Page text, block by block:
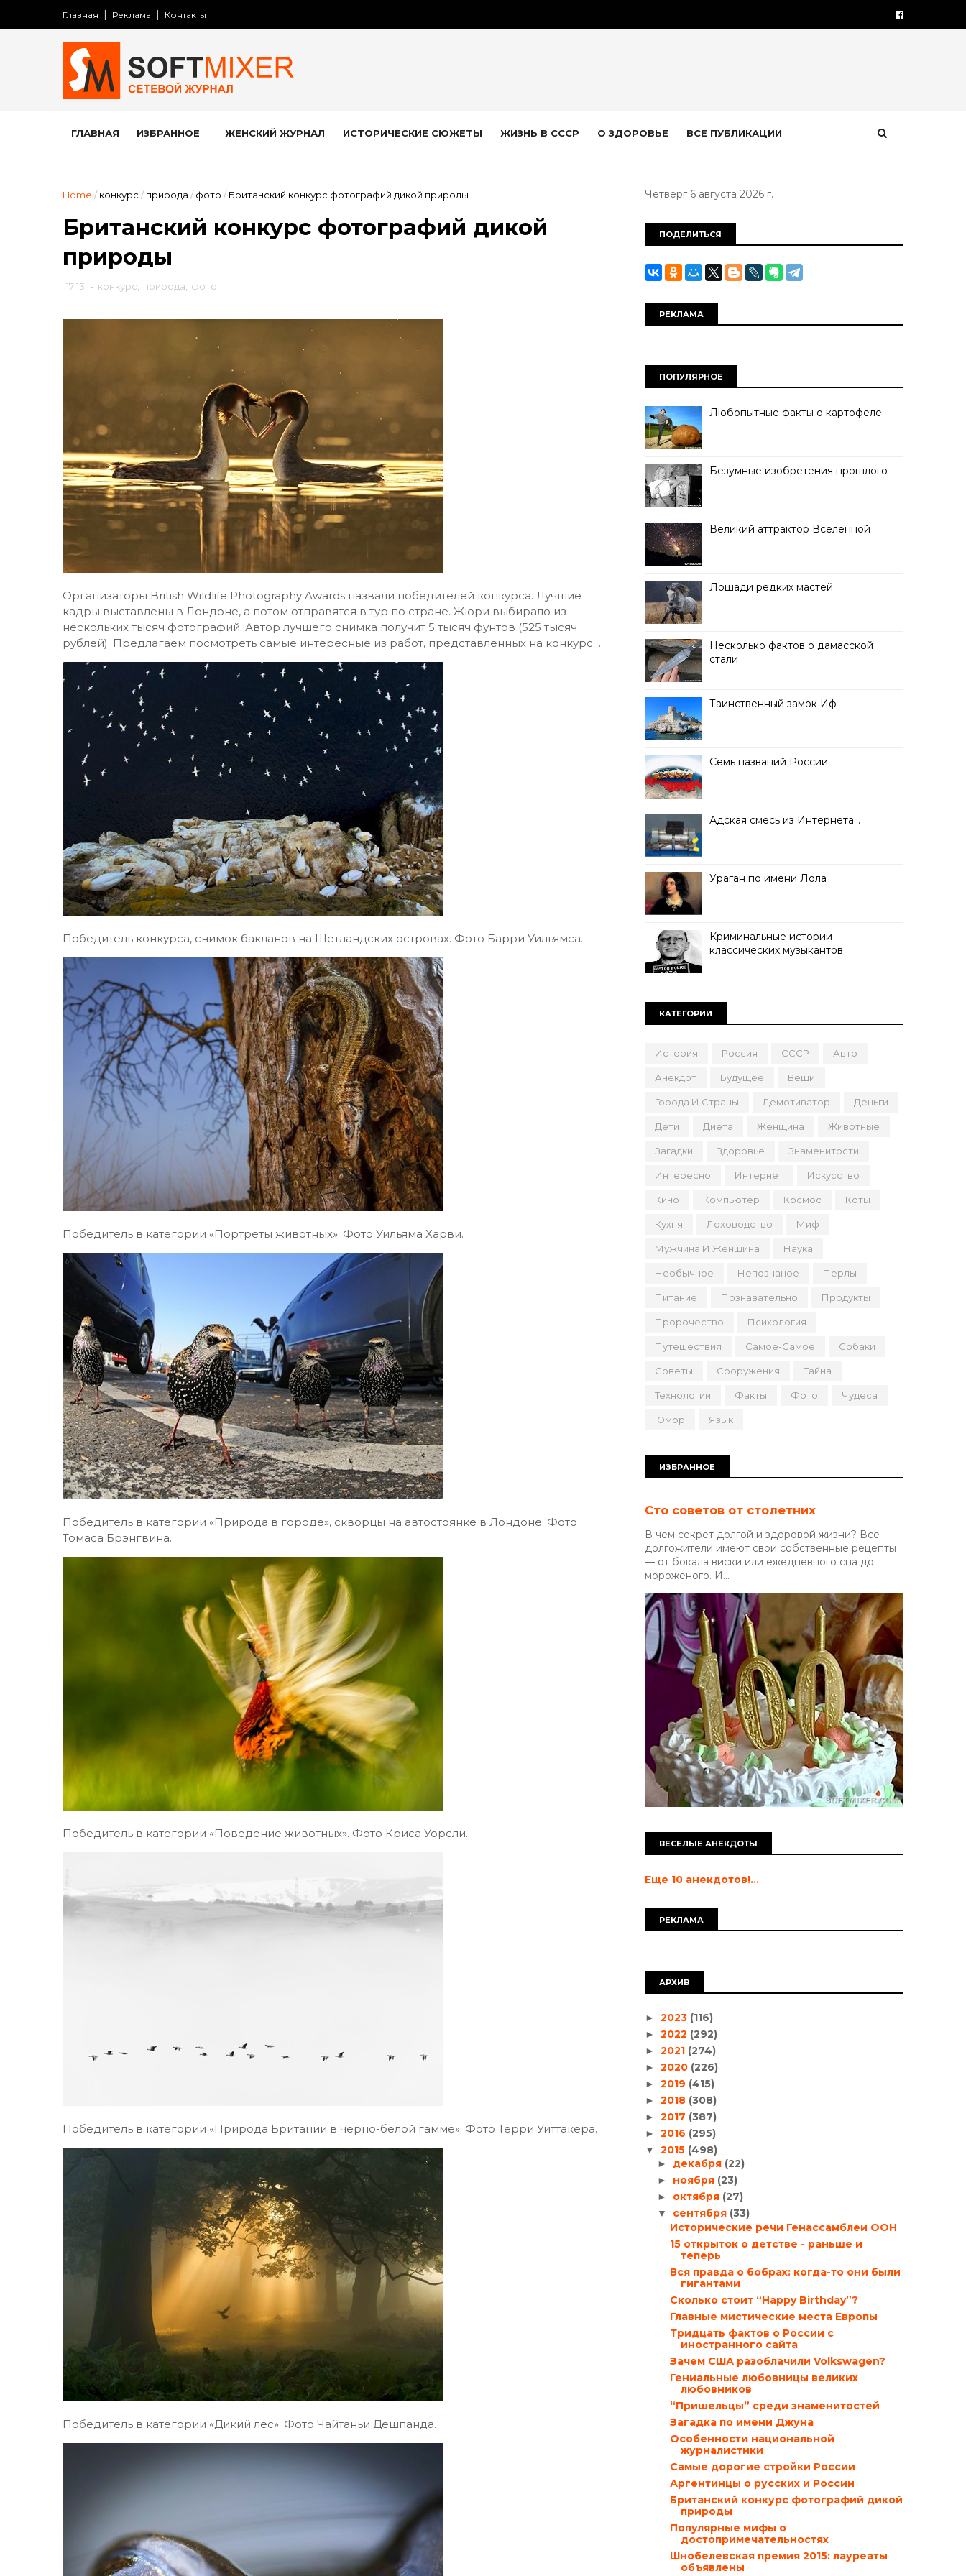
Главная Реклама Контакты
ГЛАВНАЯ ИЗБРАННОЕ ЖЕНСКИЙ ЖУРНАЛ ИСТОРИЧЕСКИЕ СЮЖЕТЫ ЖИЗНЬ В СССР О ЗДОРОВЬЕ ВСЕ ПУБЛИКАЦИИ
Home / конкурс / природа / фото / Британский конкурс фотографий дикой природы
Британский конкурс фотографий дикой
природы
17:13 - конкурс природа фото
Организаторы British Wildlife Photography Awards назвали победителей конкурса. Лучшие
кадры выставлены в Лондоне, а потом отправятся в тур по стране. Жюри выбирало из
нескольких тысяч фотографий. Автор лучшего снимка получит 5 тысяч фунтов (525 тысяч
рублей). Предлагаем посмотреть самые интересные из работ, представленных на конкурс…
Победитель конкурса, снимок бакланов на Шетландских островах. Фото Барри Уильямса.
Победитель в категории «Портреты животных». Фото Уильяма Харви.
Победитель в категории «Природа в городе», скворцы на автостоянке в Лондоне. Фото
Томаса Брэнгвина.
Победитель в категории «Поведение животных». Фото Криса Уорсли.
Победитель в категории «Природа Британии в черно-белой гамме». Фото Терри Уиттакера.
Победитель в категории «Дикий лес». Фото Чайтаньи Дешпанда.
Четверг 6 августа 2026 г.
ПОДЕЛИТЬСЯ
РЕКЛАМА
ПОПУЛЯРНОЕ
Любопытные факты о картофеле
Безумные изобретения прошлого
Великий аттрактор Вселенной
Лошади редких мастей
Несколько фактов о дамасской
стали
Таинственный замок Иф
Семь названий России
Адская смесь из Интернета…
Ураган по имени Лола
Криминальные истории
классических музыкантов
КАТЕГОРИИ
История Россия СССР Авто
Анекдот Будущее Вещи
Города И Страны Демотиватор Деньги
Дети Диета Женщина Животные
Загадки Здоровье Знаменитости
Интересно Интернет Искусство
Кино Компьютер Космос Коты
Кухня Лоховодство Миф
Мужчина И Женщина Наука
Необычное Непознаное Перлы
Питание Познавательно Продукты
Пророчество Психология
Путешествия Самое-Самое Собаки
Советы Сооружения Тайна
Технологии Факты Фото Чудеса
Юмор Язык
ИЗБРАННОЕ
Сто советов от столетних
В чем секрет долгой и здоровой жизни? Все
долгожители имеют свои собственные рецепты
— от бокала виски или ежедневного сна до
мороженого. И...
ВЕСЕЛЫЕ АНЕКДОТЫ
Еще 10 анекдотов!...
РЕКЛАМА
АРХИВ
► 2023 (116)
► 2022 (292)
► 2021 (274)
► 2020 (226)
► 2019 (415)
► 2018 (308)
► 2017 (387)
► 2016 (295)
▼ 2015 (498)
► декабря (22)
► ноября (23)
► октября (27)
▼ сентября (33)
Исторические речи Генассамблеи ООН
15 открыток о детстве - раньше и
теперь
Вся правда о бобрах: когда-то они были
гигантами
Сколько стоит “Happy Birthday”?
Главные мистические места Европы
Тридцать фактов о России с
иностранного сайта
Зачем США разоблачили Volkswagen?
Гениальные любовницы великих
любовников
“Пришельцы” среди знаменитостей
Загадка по имени Джуна
Особенности национальной
журналистики
Самые дорогие стройки России
Аргентинцы о русских и России
Британский конкурс фотографий дикой
природы
Популярные мифы о
достопримечательностях
Шнобелевская премия 2015: лауреаты
объявлены